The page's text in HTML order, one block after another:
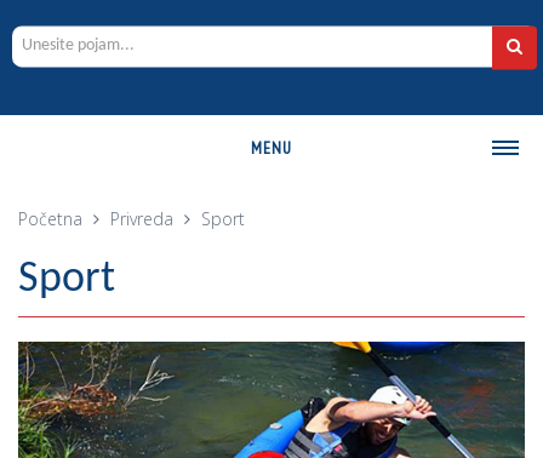
MENU
O OPŠTINI
Istorija
Geografija
Naseljena mjesta
Zanimljivosti
Početna Privreda Sport
Sport